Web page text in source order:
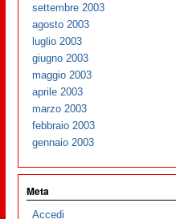
settembre 2003
agosto 2003
luglio 2003
giugno 2003
maggio 2003
aprile 2003
marzo 2003
febbraio 2003
gennaio 2003
Meta
Accedi